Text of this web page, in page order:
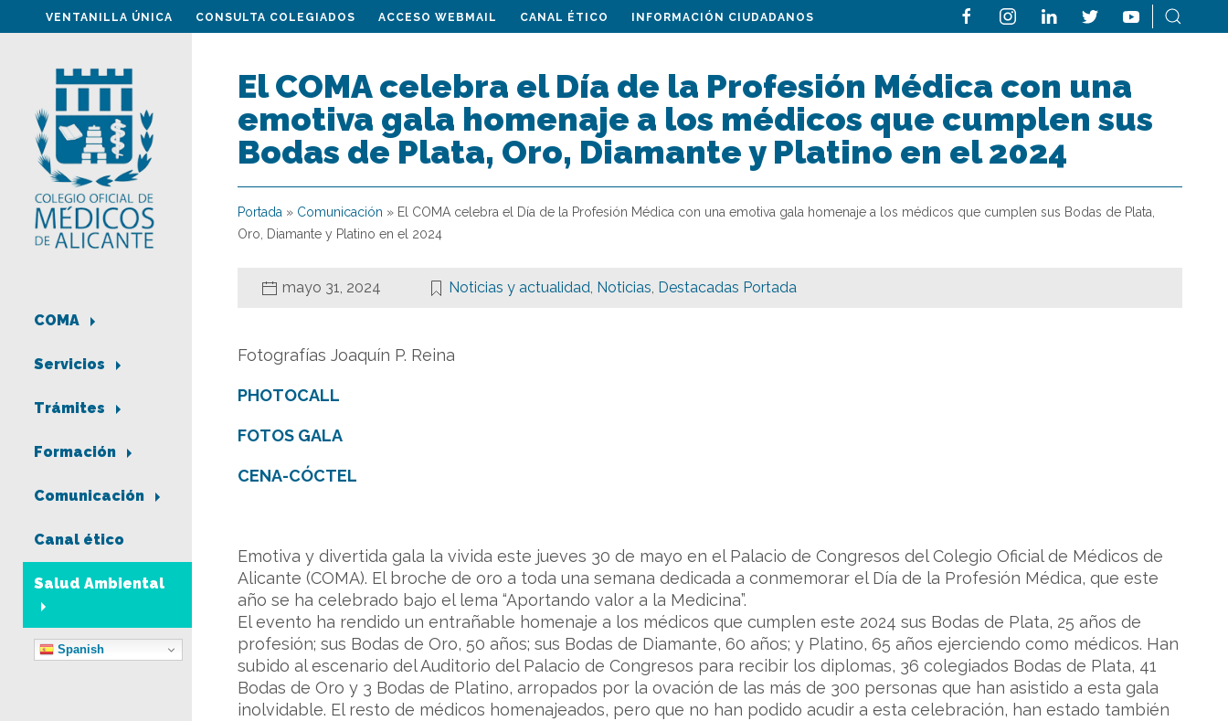
VENTANILLA ÚNICA CONSULTA COLEGIADOS ACCESO WEBMAIL CANAL ÉTICO INFORMACIÓN CIUDADANOS
COMA
Servicios
Trámites
Formación
Comunicación
Canal ético
Salud Ambiental
Spanish
El COMA celebra el Día de la Profesión Médica con una
emotiva gala homenaje a los médicos que cumplen sus
Bodas de Plata, Oro, Diamante y Platino en el 2024
Portada » Comunicación » El COMA celebra el Día de la Profesión Médica con una emotiva gala homenaje a los médicos que cumplen sus Bodas de Plata,
Oro, Diamante y Platino en el 2024
mayo 31, 2024 Noticias y actualidad, Noticias, Destacadas Portada
Fotografías Joaquín P. Reina
PHOTOCALL
FOTOS GALA
CENA-CÓCTEL
Emotiva y divertida gala la vivida este jueves 30 de mayo en el Palacio de Congresos del Colegio Oficial de Médicos de
Alicante (COMA). El broche de oro a toda una semana dedicada a conmemorar el Día de la Profesión Médica, que este
año se ha celebrado bajo el lema “Aportando valor a la Medicina”.
El evento ha rendido un entrañable homenaje a los médicos que cumplen este 2024 sus Bodas de Plata, 25 años de
profesión; sus Bodas de Oro, 50 años; sus Bodas de Diamante, 60 años; y Platino, 65 años ejerciendo como médicos. Han
subido al escenario del Auditorio del Palacio de Congresos para recibir los diplomas, 36 colegiados Bodas de Plata, 41
Bodas de Oro y 3 Bodas de Platino, arropados por la ovación de las más de 300 personas que han asistido a esta gala
inolvidable. El resto de médicos homenajeados, pero que no han podido acudir a esta celebración, han estado también